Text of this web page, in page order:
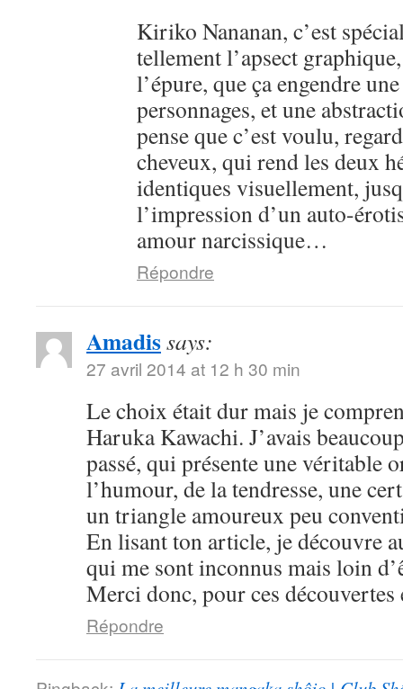
Kiriko Nananan, c’est
tellement l’apsect
l’épure, que ça engendre
personnages, et une
pense que c’est voulu,
cheveux, qui rend les deux
identiques visuellement,
l’impression d’un auto-
amour narcissique…
Répondre
Amadissays:
27 avril 2014 at 12 h 30 min
Le choix était dur mais je
Haruka Kawachi. J’avais
passé, qui présente une véritable
l’humour, de la tendresse, une
un triangle amoureux peu
En lisant ton article, je découvre
qui me sont inconnus mais loin
Merci donc, pour ces
Répondre